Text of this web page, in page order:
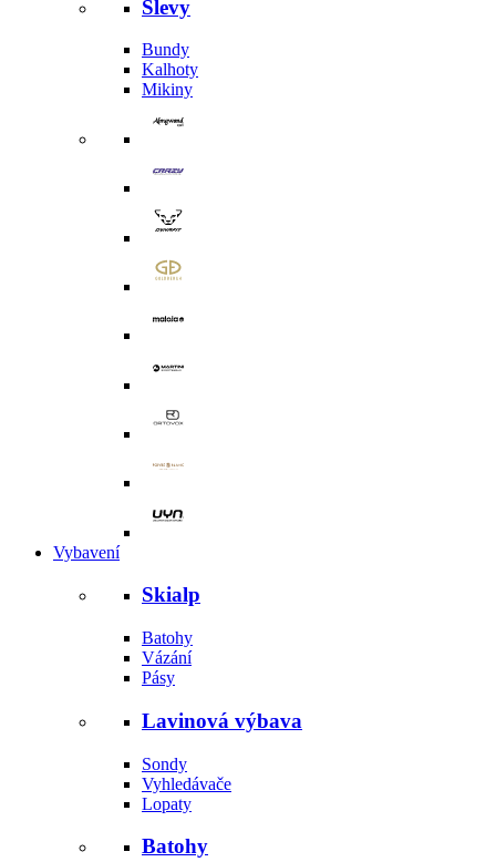
Slevy
Bundy
Kalhoty
Mikiny
Vybavení
Skialp
Batohy
Vázání
Pásy
Lavinová výbava
Sondy
Vyhledávače
Lopaty
Batohy